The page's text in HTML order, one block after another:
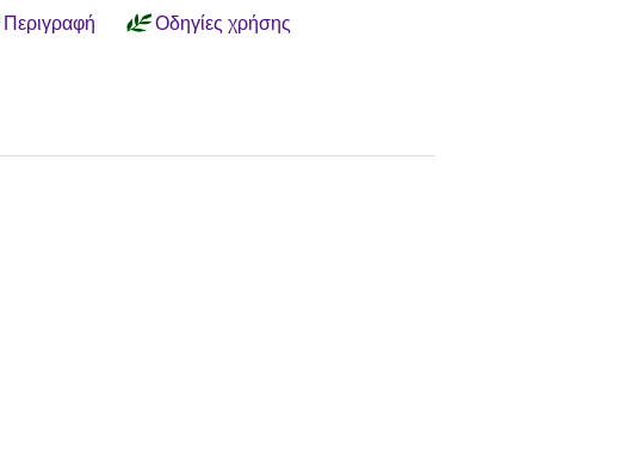
Περιγραφή Οδηγίες χρήσης